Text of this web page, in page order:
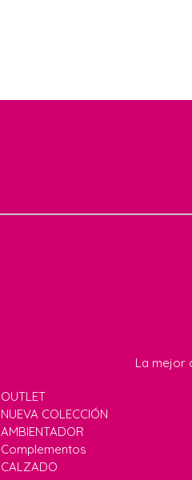
La mejor
OUTLET
NUEVA COLECCIÓN
AMBIENTADOR
Complementos
CALZADO